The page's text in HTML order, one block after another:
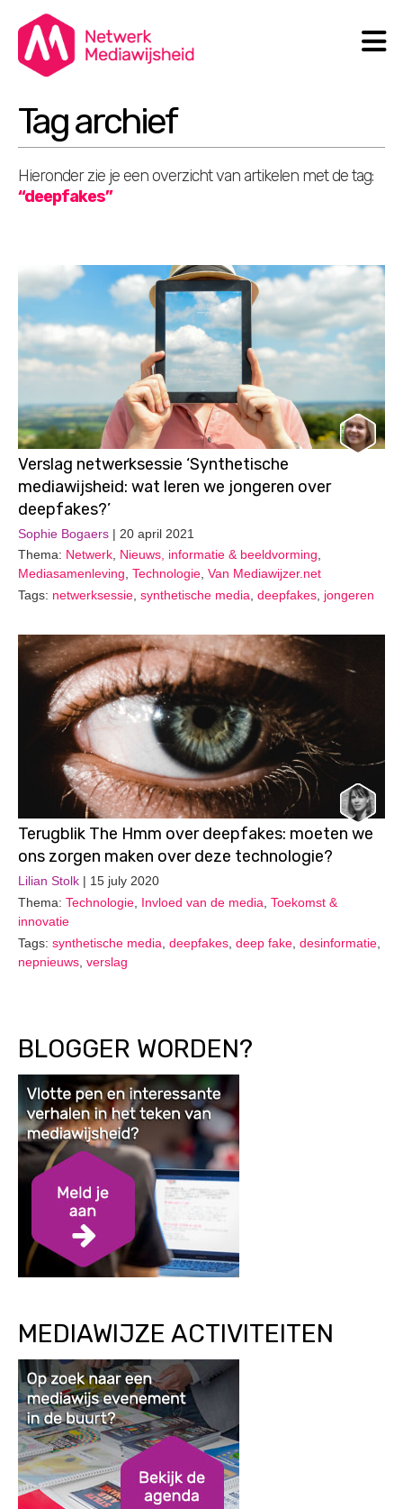
Search
Tag archief
Hieronder zie je een overzicht van artikelen met de tag:
“deepfakes”
Verslag netwerksessie ‘Synthetische
mediawijsheid: wat leren we jongeren over
deepfakes?’
Sophie Bogaers | 20 april 2021
Thema: Netwerk, Nieuws, informatie & beeldvorming,
Mediasamenleving, Technologie, Van Mediawijzer.net
Tags: netwerksessie, synthetische media, deepfakes, jongeren
Terugblik The Hmm over deepfakes: moeten we
ons zorgen maken over deze technologie?
Lilian Stolk | 15 july 2020
Thema: Technologie Invloed van de media Toekomst &
innovatie
Tags: synthetische media deepfakes deep fake desinformatie
nepnieuws verslag
BLOGGER WORDEN?
MEDIAWIJZE ACTIVITEITEN